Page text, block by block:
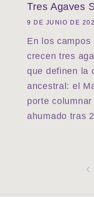
Tres Agaves
9 DE JUNIO DE
En los
crecen tres
que definen la
ancestral: el
porte
ahumado tras